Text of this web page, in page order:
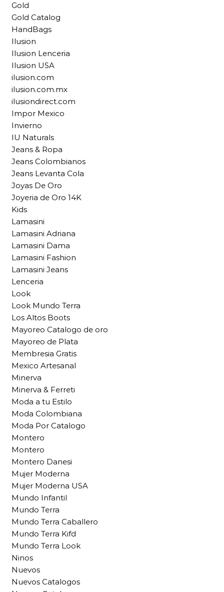
Gold
Gold Catalog
HandBags
Ilusion
Ilusion Lenceria
Ilusion USA
ilusion.com
ilusion.com.mx
ilusiondirect.com
Impor Mexico
Invierno
IU Naturals
Jeans & Ropa
Jeans Colombianos
Jeans Levanta Cola
Joyas De Oro
Joyeria de Oro 14K
Kids
Lamasini
Lamasini Adriana
Lamasini Dama
Lamasini Fashion
Lamasini Jeans
Lenceria
Look
Look Mundo Terra
Los Altos Boots
Mayoreo Catalogo de oro
Mayoreo de Plata
Membresia Gratis
Mexico Artesanal
Minerva
Minerva & Ferreti
Moda a tu Estilo
Moda Colombiana
Moda Por Catalogo
Montero
Montero
Montero Danesi
Mujer Moderna
Mujer Moderna USA
Mundo Infantil
Mundo Terra
Mundo Terra Caballero
Mundo Terra Kifd
Mundo Terra Look
Ninos
Nuevos
Nuevos Catalogos